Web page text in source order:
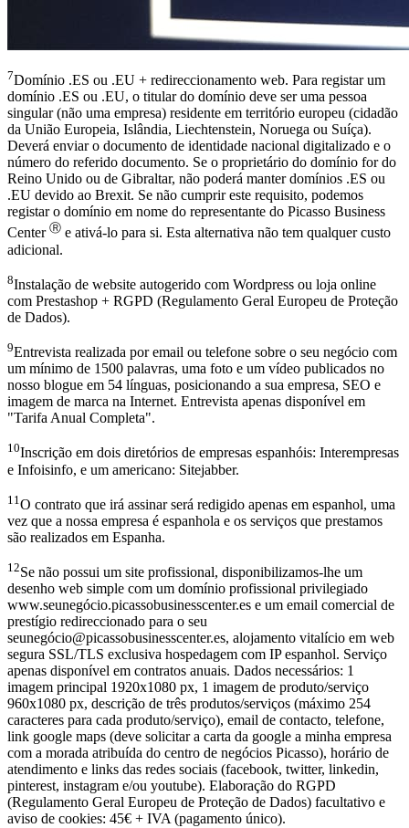
7Domínio .ES ou .EU + redireccionamento web. Para registar um
domínio .ES ou .EU, o titular do domínio deve ser uma pessoa
singular (não uma empresa) residente em território europeu (cidadão
da União Europeia, Islândia, Liechtenstein, Noruega ou Suíça).
Deverá enviar o documento de identidade nacional digitalizado e o
número do referido documento. Se o proprietário do domínio for do
Reino Unido ou de Gibraltar, não poderá manter domínios .ES ou
.EU devido ao Brexit. Se não cumprir este requisito, podemos
registar o domínio em nome do representante do Picasso Business
Center Ⓡ e ativá-lo para si. Esta alternativa não tem qualquer custo
adicional.
8Instalação de website autogerido com Wordpress ou loja online
com Prestashop + RGPD (Regulamento Geral Europeu de Proteção
de Dados).
9Entrevista realizada por email ou telefone sobre o seu negócio com
um mínimo de 1500 palavras, uma foto e um vídeo publicados no
nosso blogue em 54 línguas, posicionando a sua empresa, SEO e
imagem de marca na Internet. Entrevista apenas disponível em
"Tarifa Anual Completa".
10Inscrição em dois diretórios de empresas espanhóis: Interempresas
e Infoisinfo, e um americano: Sitejabber.
11 O contrato que irá assinar será redigido apenas em espanhol, uma
vez que a nossa empresa é espanhola e os serviços que prestamos
são realizados em Espanha.
12Se não possui um site profissional, disponibilizamos-lhe um
desenho web simple com um domínio profissional privilegiado
www.seunegócio.picassobusinesscenter.es e um email comercial de
prestígio redireccionado para o seu
seunegócio@picassobusinesscenter.es, alojamento vitalício em web
segura SSL/TLS exclusiva hospedagem com IP espanhol. Serviço
apenas disponível em contratos anuais. Dados necessários: 1
imagem principal 1920x1080 px, 1 imagem de produto/serviço
960x1080 px, descrição de três produtos/serviços (máximo 254
caracteres para cada produto/serviço), email de contacto, telefone,
link google maps (deve solicitar a carta da google a minha empresa
com a morada atribuída do centro de negócios Picasso), horário de
atendimento e links das redes sociais (facebook, twitter, linkedin,
pinterest, instagram e/ou youtube). Elaboração do RGPD
(Regulamento Geral Europeu de Proteção de Dados) facultativo e
aviso de cookies: 45€ + IVA (pagamento único).